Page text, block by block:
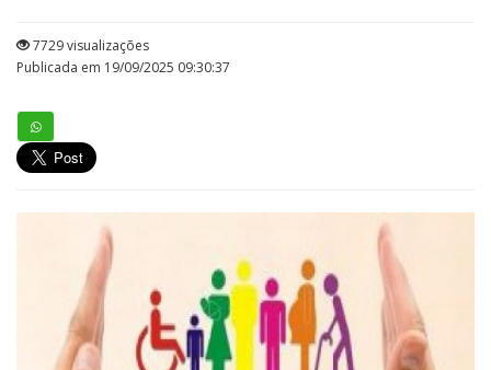
7729 visualizações
Publicada em 19/09/2025 09:30:37